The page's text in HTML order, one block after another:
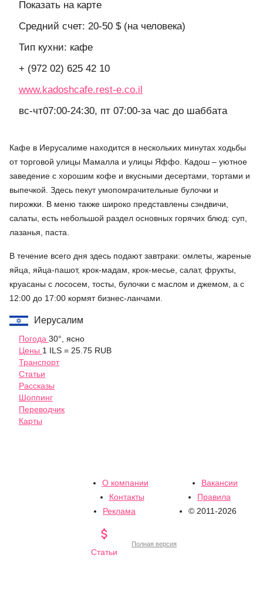
Показать на карте
Средний счет: 20-50 $ (на человека)
Тип кухни: кафе
+ (972 02) 625 42 10
www.kadoshcafe.rest-e.co.il
вс-чт07:00-24:30, пт 07:00-за час до шаббата
Кафе в Иерусалиме находится в нескольких минутах ходьбы
от торговой улицы Мамалла и улицы Яффо. Кадош – уютное
заведение с хорошим кофе и вкусными десертами, тортами и
выпечкой. Здесь пекут умопомрачительные булочки и
пирожки. В меню также широко представлены сэндвичи,
салаты, есть небольшой раздел основных горячих блюд: суп,
лазанья, паста.
В течение всего дня здесь подают завтраки: омлеты, жареные
яйца, яйца-пашот, крок-мадам, крок-месье, салат, фрукты,
круасаны с лососем, тосты, булочки с маслом и джемом, а с
12:00 до 17:00 кормят бизнес-ланчами.
Иерусалим
Погода 30°, ясно
Цены 1 ILS = 25.75 RUB
Транспорт
Статьи
Рассказы
Шоппинг
Переводчик
Карты
О компании
Вакансии
Контакты
Правила
Реклама
© 2011-2026

Статьи
Полная версия